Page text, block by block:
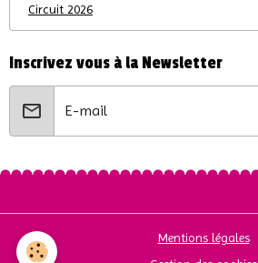
Circuit 2026
Inscrivez vous à la Newsletter
Mentions légales